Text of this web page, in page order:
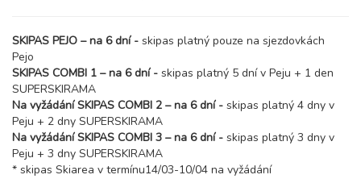
SKIPAS PEJO – na 6 dní - skipas platný pouze na sjezdovkách
Pejo
SKIPAS COMBI 1 – na 6 dní - skipas platný 5 dní v Peju + 1 den
SUPERSKIRAMA
Na vyžádání SKIPAS COMBI 2 – na 6 dní - skipas platný 4 dny v
Peju + 2 dny SUPERSKIRAMA
Na vyžádání SKIPAS COMBI 3 – na 6 dní - skipas platný 3 dny v
Peju + 3 dny SUPERSKIRAMA
* skipas Skiarea v termínu14/03-10/04 na vyžádání